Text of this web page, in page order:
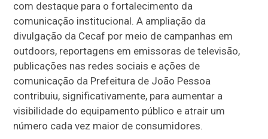
com destaque para o fortalecimento da
comunicação institucional. A ampliação da
divulgação da Cecaf por meio de campanhas em
outdoors, reportagens em emissoras de televisão,
publicações nas redes sociais e ações de
comunicação da Prefeitura de João Pessoa
contribuiu, significativamente, para aumentar a
visibilidade do equipamento público e atrair um
número cada vez maior de consumidores.